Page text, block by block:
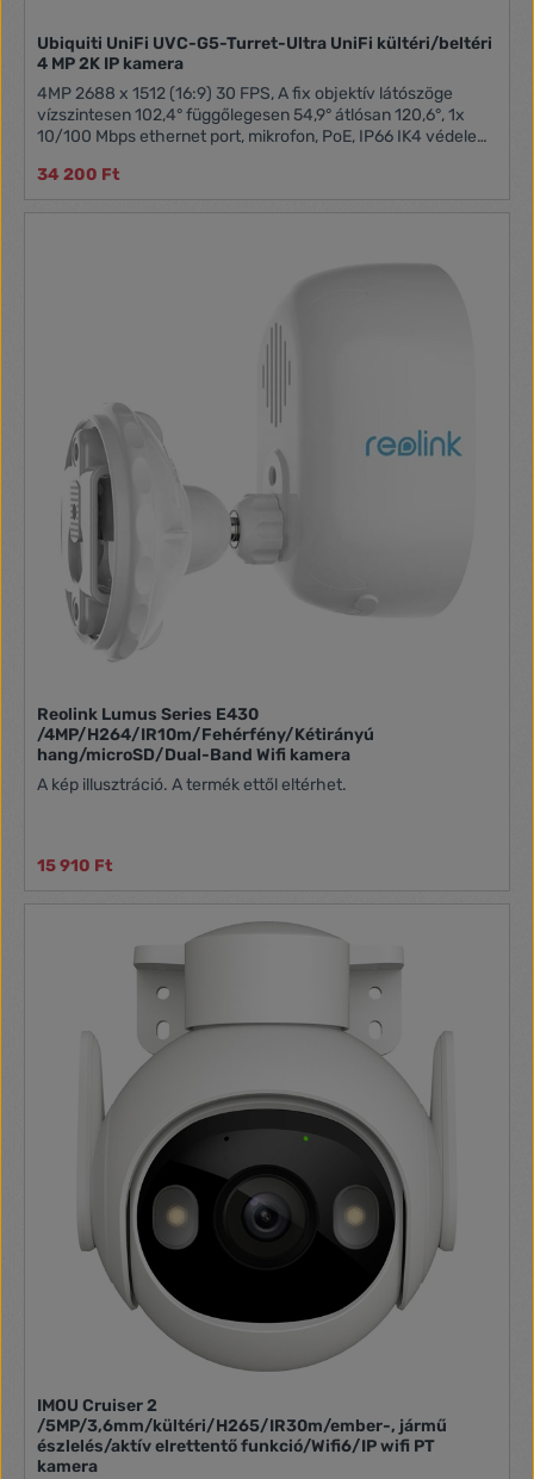
Ubiquiti UniFi UVC-G5-Turret-Ultra UniFi kültéri/beltéri
4 MP 2K IP kamera
4MP 2688 x 1512 (16:9) 30 FPS, A fix objektív látószöge
vízszintesen 102,4° függőlegesen 54,9° átlósan 120,6°, 1x
10/100 Mbps ethernet port, mikrofon, PoE, IP66 IK4 védelem,
ötvözet, UV-stabilizált polikarbonát , PoE TÁPEGYSÉGET A
CSOMAG NEM TARTALMAZZA!
34 200 Ft
Reolink Lumus Series E430
/4MP/H264/IR10m/Fehérfény/Kétirányú
hang/microSD/Dual-Band Wifi kamera
A kép illusztráció. A termék ettől eltérhet.
15 910 Ft
IMOU Cruiser 2
/5MP/3,6mm/kültéri/H265/IR30m/ember-, jármű
észlelés/aktív elrettentő funkció/Wifi6/IP wifi PT
kamera